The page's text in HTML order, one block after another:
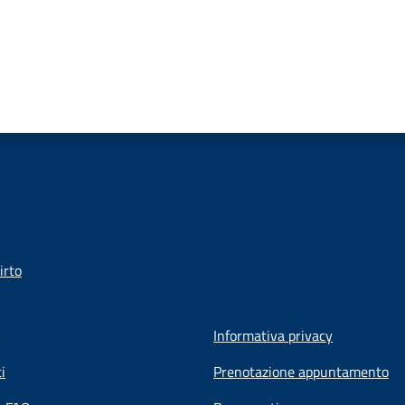
Informativa privacy
Prenotazione appuntamento